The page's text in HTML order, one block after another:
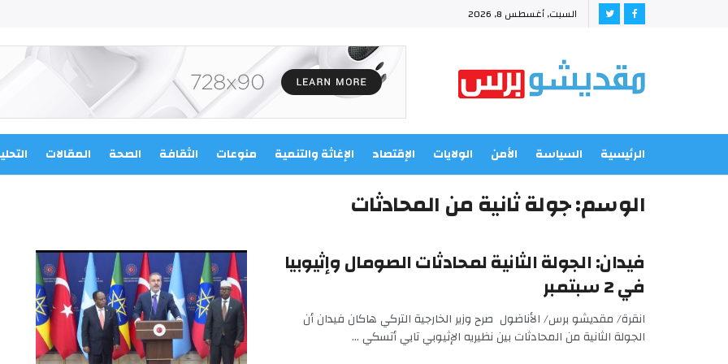
السبت, أغسطس 8, 2026
الرئيسية السياسة الأمن الولايات الإقتصاد الإغاثة والتنمية منوعات الثقافة الصحة المقالات
الوسم:جولة ثانية من المحادثات
فيدان: الجولة الثانية لمحادثات الصومال وإثيوبيا
في 2 سبتمبر
انقرة/ مقديشو برس/ الأناضول صرح وزير الخارجية التركي هاكان فيدان أن
الجولة الثانية من المحادثات بين نظيريه الإثيوبي تايي أتسكي ...